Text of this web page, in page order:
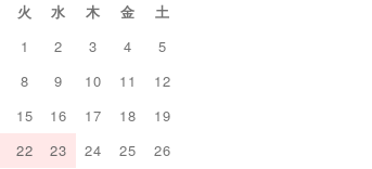
火 水 木 金
土
1
2 3 4
5
8 9 10 11
12
15 16 17 18
19
22 23 24 25
26